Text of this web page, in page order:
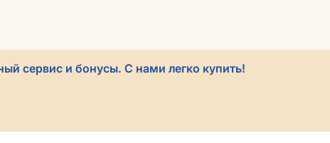
сервис и бонусы. С нами легко купить!